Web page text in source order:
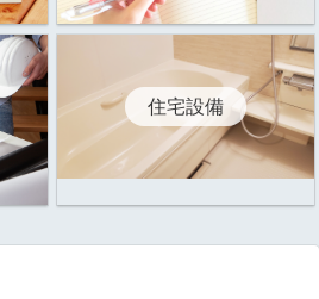
住宅設備